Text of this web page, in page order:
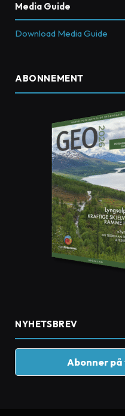
Media Guide
Download Media Guide
ABONNEMENT
NYHETSBREV
Abonner